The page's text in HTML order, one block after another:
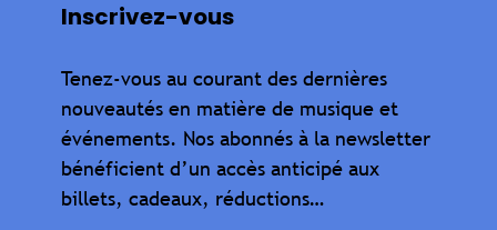
Inscrivez-vous
Tenez-vous au courant des dernières
nouveautés en matière de musique et
événements. Nos abonnés à la newsletter
bénéficient d’un accès anticipé aux
billets, cadeaux, réductions…